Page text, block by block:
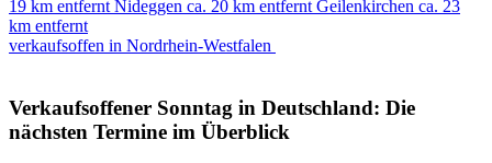
19 km entfernt Nideggen ca. 20 km entfernt Geilenkirchen ca. 23
km entfernt
verkaufsoffen in Nordrhein-Westfalen
Verkaufsoffener Sonntag in Deutschland: Die
nächsten Termine im Überblick